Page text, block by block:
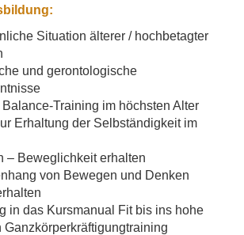
Situation älterer / hochbetagter
und gerontologische
Balance-Training im höchsten Alter
Erhaltung der Selbständigkeit im
– Beweglichkeit erhalten
von Bewegen und Denken
in das Kursmanual Fit bis ins hohe
Ganzkörperkräftigungtraining